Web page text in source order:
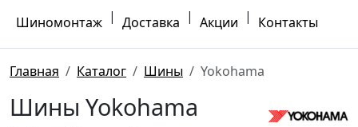
Шиномонтаж | Доставка | Акции | Контакты
Главная Каталог Шины Yokohama
Шины Yokohama